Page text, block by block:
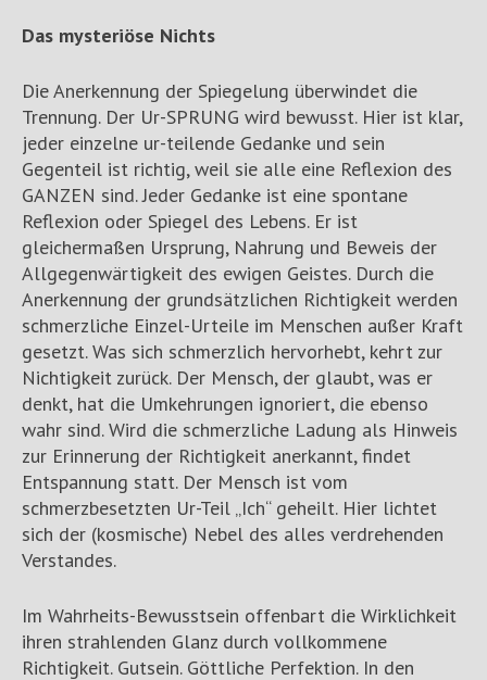
Das mysteriöse Nichts
Die Anerkennung der Spiegelung überwindet die
Trennung. Der Ur-SPRUNG wird bewusst. Hier ist klar,
jeder einzelne ur-teilende Gedanke und sein
Gegenteil ist richtig, weil sie alle eine Reflexion des
GANZEN sind. Jeder Gedanke ist eine spontane
Reflexion oder Spiegel des Lebens. Er ist
gleichermaßen Ursprung, Nahrung und Beweis der
Allgegenwärtigkeit des ewigen Geistes. Durch die
Anerkennung der grundsätzlichen Richtigkeit werden
schmerzliche Einzel-Urteile im Menschen außer Kraft
gesetzt. Was sich schmerzlich hervorhebt, kehrt zur
Nichtigkeit zurück. Der Mensch, der glaubt, was er
denkt, hat die Umkehrungen ignoriert, die ebenso
wahr sind. Wird die schmerzliche Ladung als Hinweis
zur Erinnerung der Richtigkeit anerkannt, findet
Entspannung statt. Der Mensch ist vom
schmerzbesetzten Ur-Teil „Ich“ geheilt. Hier lichtet
sich der (kosmische) Nebel des alles verdrehenden
Verstandes.
Im Wahrheits-Bewusstsein offenbart die Wirklichkeit
ihren strahlenden Glanz durch vollkommene
Richtigkeit. Gutsein. Göttliche Perfektion. In den